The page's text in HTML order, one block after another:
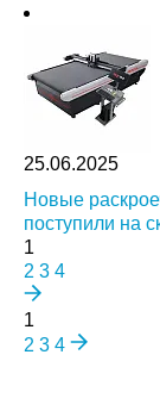
25.06.2025
Новые
поступили на
1
2 3 4
1
2 3 4